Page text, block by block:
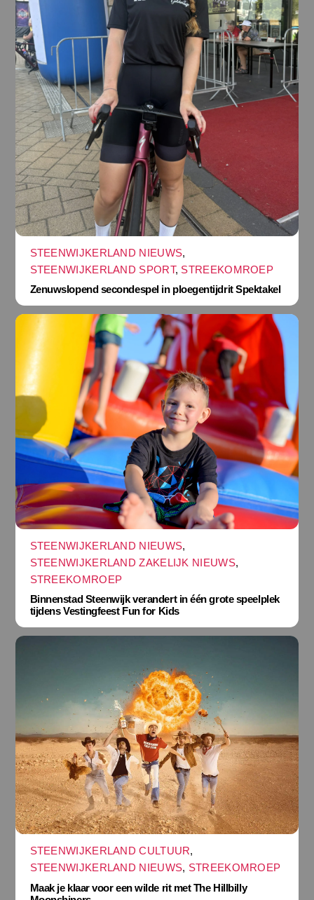
STEENWIJKERLAND NIEUWS,
STEENWIJKERLAND SPORT, STREEKOMROEP
Zenuwslopend secondespel in ploegentijdrit Spektakel
STEENWIJKERLAND NIEUWS,
STEENWIJKERLAND ZAKELIJK NIEUWS,
STREEKOMROEP
Binnenstad Steenwijk verandert in één grote speelplek
tijdens Vestingfeest Fun for Kids
STEENWIJKERLAND CULTUUR,
STEENWIJKERLAND NIEUWS, STREEKOMROEP
Maak je klaar voor een wilde rit met The Hillbilly